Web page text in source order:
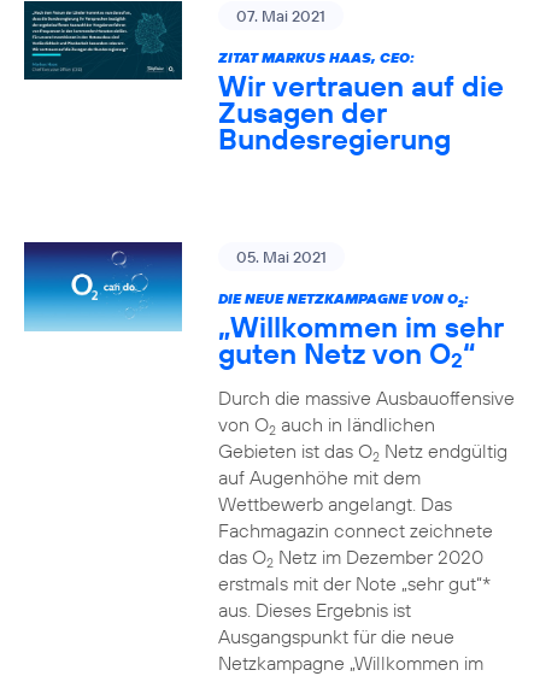
07. Mai 2021
ZITAT MARKUS HAAS, CEO:
Wir vertrauen auf die
Zusagen der
Bundesregierung
05. Mai 2021
DIE NEUE NETZKAMPAGNE VON O2:
„Willkommen im sehr
guten Netz von O2“
Durch die massive Ausbauoffensive
von O2auch in ländlichen
Gebieten ist das O2Netz endgültig
auf Augenhöhe mit dem
Wettbewerb angelangt. Das
Fachmagazin connect zeichnete
das O2Netz im Dezember 2020
erstmals mit der Note „sehr gut“*
aus. Dieses Ergebnis ist
Ausgangspunkt für die neue
Netzkampagne „Willkommen im